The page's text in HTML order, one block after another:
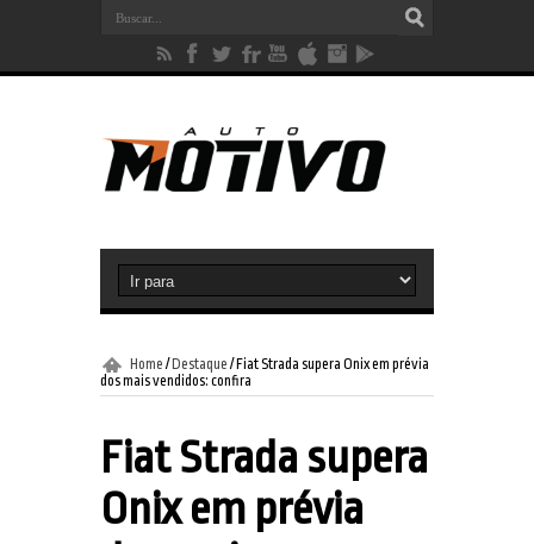
Home / Destaque / Fiat Strada supera Onix em prévia
dos mais vendidos: confira
Fiat Strada supera
Onix em prévia